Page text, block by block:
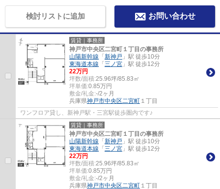
検討リストに追加 お問い合わせ
賃貸｜事務所
神戸市中央区二宮町１丁目の事務所
山陽新幹線 「 新神戸 」駅 徒歩10分
東海道本線 「 三ノ宮 」駅 徒歩12分
22万円
坪数/面積:25.96坪/85.83㎡
坪単価:0.85万円
敷金/礼金:-/2ヶ月
兵庫県神戸市中央区二宮町 １丁目
ワンフロア貸し、新神戸駅・三宮駅徒歩圏内です♪
賃貸｜事務所
神戸市中央区二宮町１丁目の事務所
山陽新幹線 「 新神戸 」駅 徒歩10分
東海道本線 「 三ノ宮 」駅 徒歩12分
22万円
坪数/面積:25.96坪/85.83㎡
坪単価:0.85万円
敷金/礼金:-/2ヶ月
兵庫県神戸市中央区二宮町 １丁目